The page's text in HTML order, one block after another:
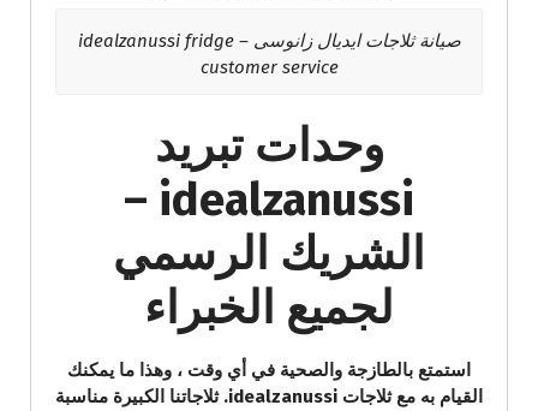
صيانة ثلاجات ايديال زانوسى – idealzanussi fridge
customer service
وحدات تبريد
idealzanussi –
الشريك الرسمي
لجميع الخبراء
استمتع بالطازجة والصحية في أي وقت ، وهذا ما يمكنك
القيام به مع ثلاجات idealzanussi. ثلاجاتنا الكبيرة مناسبة